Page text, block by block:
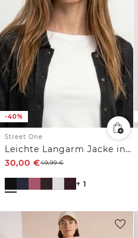
-40%
Street One
Leichte Langarm Jacke in Leinen-Optik
30,00 €49,99€
+ 1